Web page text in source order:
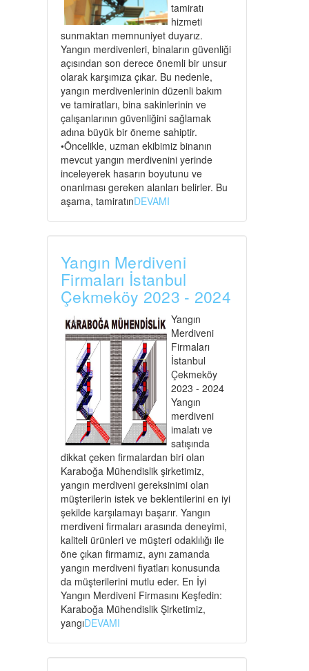
tamiratı
hizmeti
sunmaktan memnuniyet duyarız.
Yangın merdivenleri, binaların güvenliği
açısından son derece önemli bir unsur
olarak karşımıza çıkar. Bu nedenle,
yangın merdivenlerinin düzenli bakım
ve tamiratları, bina sakinlerinin ve
çalışanlarının güvenliğini sağlamak
adına büyük bir öneme sahiptir.
•Öncelikle, uzman ekibimiz binanın
mevcut yangın merdivenini yerinde
inceleyerek hasarın boyutunu ve
onarılması gereken alanları belirler. Bu
aşama, tamiratınDEVAMI
Yangın Merdiveni
Firmaları İstanbul
Çekmeköy 2023 - 2024
Yangın
Merdiveni
Firmaları
İstanbul
Çekmeköy
2023 - 2024
Yangın
merdiveni
imalatı ve
satışında
dikkat çeken firmalardan biri olan
Karaboğa Mühendislik şirketimiz,
yangın merdiveni gereksinimi olan
müşterilerin istek ve beklentilerini en iyi
şekilde karşılamayı başarır. Yangın
merdiveni firmaları arasında deneyimi,
kaliteli ürünleri ve müşteri odaklılığı ile
öne çıkan firmamız, aynı zamanda
yangın merdiveni fiyatları konusunda
da müşterilerini mutlu eder. En İyi
Yangın Merdiveni Firmasını Keşfedin:
Karaboğa Mühendislik Şirketimiz,
yangıDEVAMI